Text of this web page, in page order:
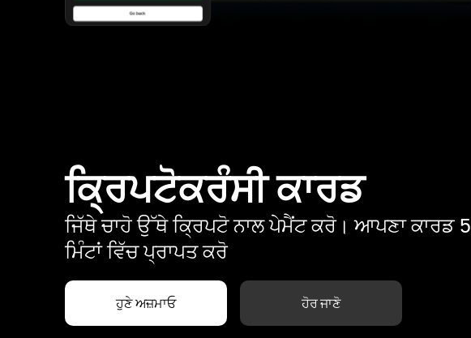
ਕ੍ਰਿਪਟੋਕਰੰਸੀ ਕਾਰਡ
ਜਿੱਥੇ ਚਾਹੋ ਉੱਥੇ ਕ੍ਰਿਪਟੋ ਨਾਲ ਪੇਮੈਂਟ ਕਰੋ। ਆਪਣਾ ਕਾਰਡ 5
ਮਿੰਟਾਂ ਵਿੱਚ ਪ੍ਰਾਪਤ ਕਰੋ
ਹੁਣੇ ਅਜ਼ਮਾਓ ਹੋਰ ਜਾਣੋ